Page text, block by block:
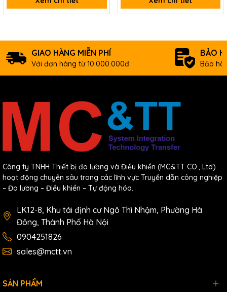
GIAO HÀNG MIỄN PHÍ
Với đơn hàng từ 10.000.000đ
BẢO
Bảo
Công ty TNHH Thiết bị đo lường và Điều khiển (MC&TT CO., Ltd)
hoạt động chuyên sâu trong các lĩnh vực Truyền dẫn công nghiệp
– Đo lường – Điều khiển – Tự động hóa.
LK12-8, Khu tái định cư Ngô Thì Nhậm, Phường Hà
Đông, Thành Phố Hà Nội
0904251826
sales@mctt.vn
SẢN PHẨM